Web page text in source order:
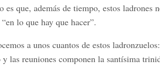
es que, además de tiempo, estos ladrones
lo que hay que hacer”.
a unos cuantos de estos
las reuniones componen la santísima